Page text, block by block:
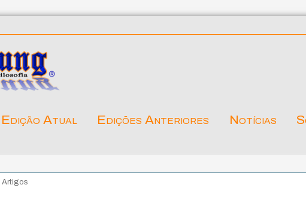
Edição Atual Edições Anteriores Notícias
Artigos